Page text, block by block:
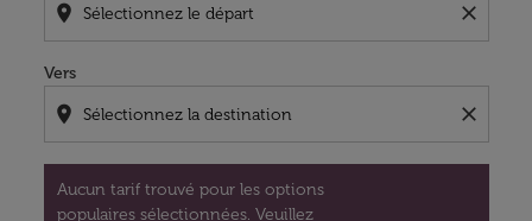
location_on close
Vers
location_on close
Aucun tarif trouvé pour les options
populaires sélectionnées. Veuillez